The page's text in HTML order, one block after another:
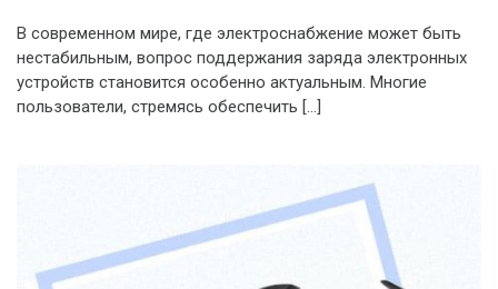
В современном мире, где электроснабжение может быть
нестабильным, вопрос поддержания заряда электронных
устройств становится особенно актуальным. Многие
пользователи, стремясь обеспечить […]